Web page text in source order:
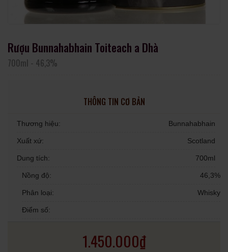
Rượu Bunnahabhain Toiteach a Dhà
700ml - 46,3%
THÔNG TIN CƠ BẢN
Thương hiệu: Bunnahabhain
Xuất xứ: Scotland
Dung tích: 700ml
Nồng độ: 46,3%
Phân loại: Whisky
Điểm số:
1.450.000₫